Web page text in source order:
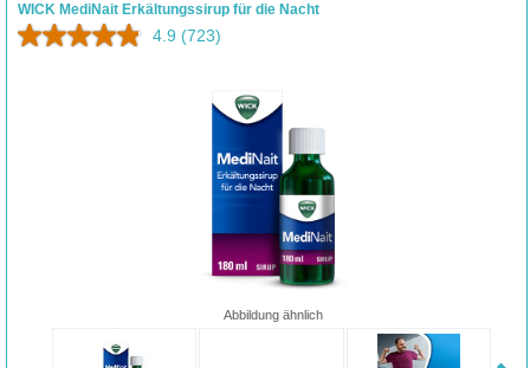
WICK MediNait Erkältungssirup für die Nacht
4.9 (723)
Abbildung ähnlich